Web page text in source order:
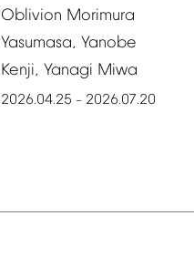
Oblivion Morimura
Yasumasa, Yanobe
Kenji, Yanagi Miwa
2026.04.25 – 2026.07.20